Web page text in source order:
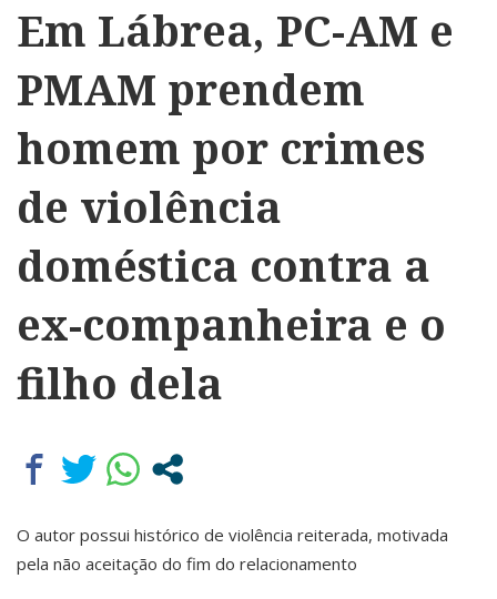
Em Lábrea, PC-AM e
PMAM prendem
homem por crimes
de violência
doméstica contra a
ex-companheira e o
filho dela
O autor possui histórico de violência reiterada, motivada
pela não aceitação do fim do relacionamento